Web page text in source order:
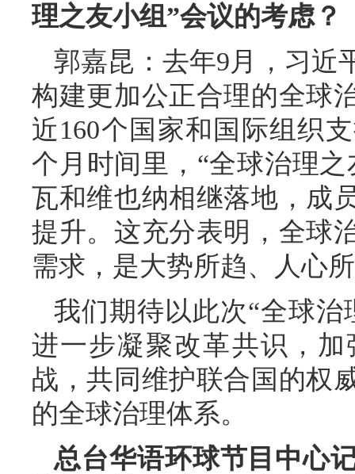
理之友小组”会议的考虑？
郭嘉昆：去年9月，习近
构建更加公正合理的全球
近160个国家和国际组织
个月时间里，“全球治理
瓦和维也纳相继落地，成
提升。这充分表明，全球
需求，是大势所趋、人心
我们期待以此次“全球
进一步凝聚改革共识，
战，共同维护联合国的权
的全球治理体系。
总台华语环球节目中心